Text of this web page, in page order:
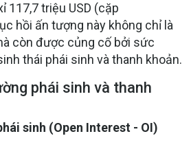
117,7 triệu USD (cặp
hồi ấn tượng này không chỉ là
còn được củng cố bởi sức
thái phái sinh và thanh khoản.
phái sinh và thanh
sinh (Open Interest - OI)